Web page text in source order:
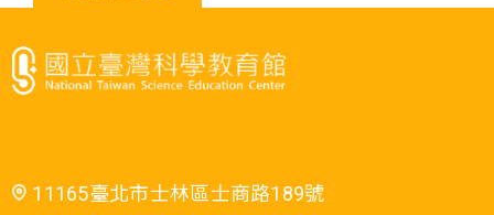
11165臺北市士林區士商路189號